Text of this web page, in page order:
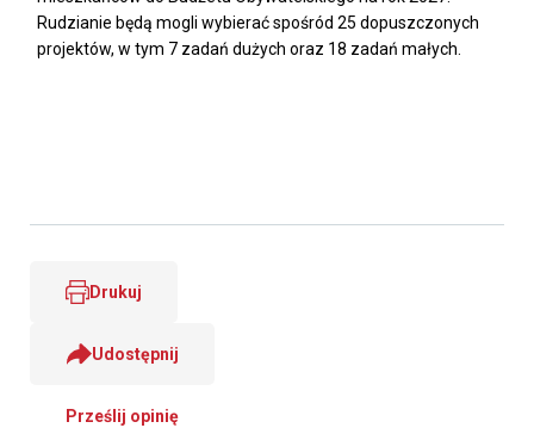
Rudzianie będą mogli wybierać spośród 25 dopuszczonych
projektów, w tym 7 zadań dużych oraz 18 zadań małych.
Drukuj
Udostępnij
Prześlij opinię